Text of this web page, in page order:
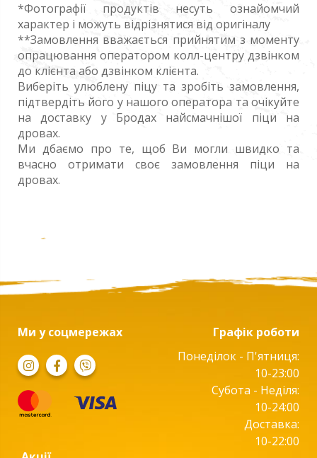
*Фотографії продуктів несуть ознайомчий
характер і можуть відрізнятися від оригіналу
**Замовлення вважається прийнятим з моменту
опрацювання оператором колл-центру дзвінком
до клієнта або дзвінком клієнта.
Виберіть улюблену піцу та зробіть замовлення,
підтвердіть його у нашого оператора та очікуйте
на доставку у Бродах найсмачнішої піци на
дровах.
Ми дбаємо про те, щоб Ви могли швидко та
вчасно отримати своє замовлення піци на
дровах.
Ми у соцмережах
Графік роботи
Понеділок - П'ятниця:
10-23:00
Субота - Неділя:
10-24:00
Доставка:
10-22:00